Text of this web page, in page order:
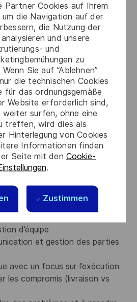
Partner Cookies auf Ihrem
um die Navigation auf der
die Nutzung der
und unsere
und
zu
Sie auf “Ablehnen”
die technischen Cookies
für das ordnungsgemäße
Website erforderlich sind,
weiter surfen, ohne eine
treffen, wird dies als
Hinterlegung von Cookies
Informationen finden
Seite mit den Cookie-
.
Zustimmen
gestion de produit (feuille de
priorisation)
de fabrication industrielle
de l’architecture système, des
de sécurité
sécurité et infrastructure IT
et pratiques de
CI/CD et des outils de
(Soft Skills)
d’équipe
et gestion des parties
avec un focus sur l’exécution
les compromis (livraison vs